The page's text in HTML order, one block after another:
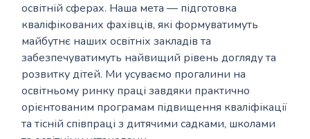
освітній сферах. Наша мета — підготовка
кваліфікованих фахівців, які формуватимуть
майбутнє наших освітніх закладів та
забезпечуватимуть найвищий рівень догляду та
розвитку дітей. Ми усуваємо прогалини на
освітньому ринку праці завдяки практично
орієнтованим програмам підвищення кваліфікації
та тісній співпраці з дитячими садками, школами